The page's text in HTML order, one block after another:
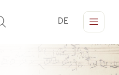
DE